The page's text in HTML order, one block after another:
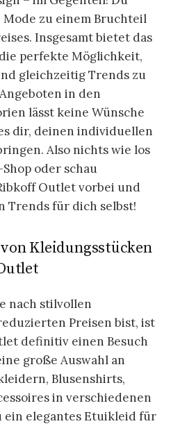
zu einem Bruchteil
Insgesamt bietet das
perfekte Möglichkeit,
gleichzeitig Trends zu
in den
lässt keine Wünsche
dir, deinen individuellen
Also nichts wie los
oder schau
Outlet vorbei und
Trends für dich selbst!
Kleidungsstücken
nach stilvollen
Preisen bist, ist
definitiv einen Besuch
große Auswahl an
Blusenshirts,
in verschiedenen
ein elegantes Etuikleid für